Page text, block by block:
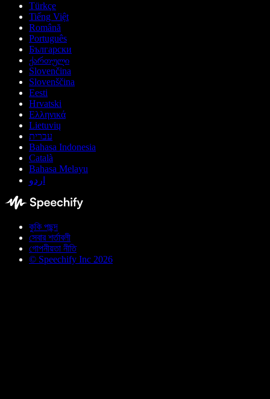
Türkçe
Tiếng Việt
Română
Português
Български
ქართული
Slovenčina
Slovenščina
Eesti
Hrvatski
Ελληνικά
Lietuvių
עברית
Bahasa Indonesia
Català
Bahasa Melayu
اردو
কুকি পছন্দ
সেবার শর্তাবলী
গোপনীয়তা নীতি
© Speechify Inc 2026